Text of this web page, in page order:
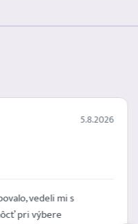
5.8.2026
vedeli mi s
pri výbere